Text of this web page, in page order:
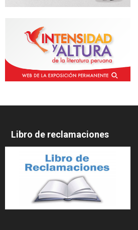
Libro de reclamaciones